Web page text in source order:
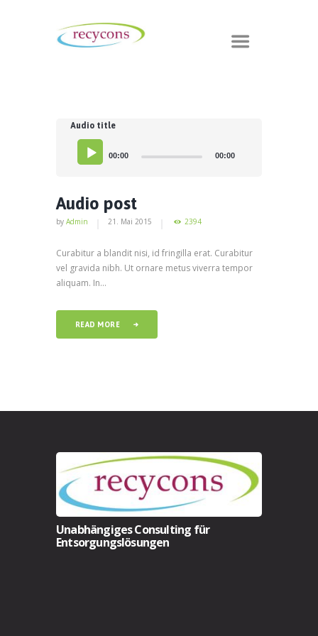
Audio title
00:00 00:00
Audio post
by Admin 21. Mai 2015 2394
Curabitur a blandit nisi, id fringilla erat. Curabitur
vel gravida nibh. Ut ornare metus viverra tempor
aliquam. In...
READ MORE
Unabhängiges Consulting für
Entsorgungslösungen